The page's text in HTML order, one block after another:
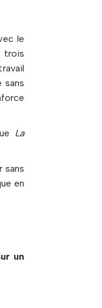
le
trois
sans
La
sans
en
un